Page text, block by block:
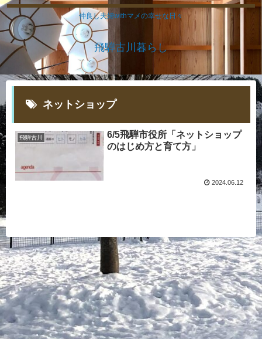
仲良し夫婦withマメの幸せな日々
飛騨古川暮らし
ネットショップ
飛騨古川
6/5飛騨市役所「ネットショップ
のはじめ方と育て方」
2024.06.12